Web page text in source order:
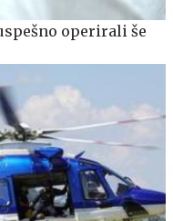
operirali še